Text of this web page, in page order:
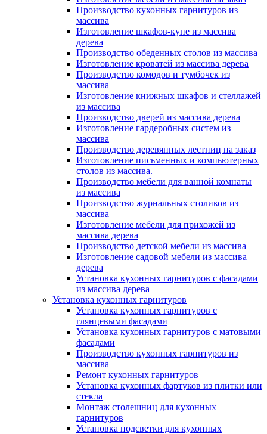
Производство кухонных гарнитуров из
массива
Изготовление шкафов-купе из массива
дерева
Производство обеденных столов из массива
Изготовление кроватей из массива дерева
Производство комодов и тумбочек из
массива
Изготовление книжных шкафов и стеллажей
из массива
Производство дверей из массива дерева
Изготовление гардеробных систем из
массива
Производство деревянных лестниц на заказ
Изготовление письменных и компьютерных
столов из массива.
Производство мебели для ванной комнаты
из массива
Производство журнальных столиков из
массива
Изготовление мебели для прихожей из
массива дерева
Производство детской мебели из массива
Изготовление садовой мебели из массива
дерева
Установка кухонных гарнитуров с фасадами
из массива дерева
Установка кухонных гарнитуров
Установка кухонных гарнитуров с
глянцевыми фасадами
Установка кухонных гарнитуров с матовыми
фасадами
Производство кухонных гарнитуров из
массива
Ремонт кухонных гарнитуров
Установка кухонных фартуков из плитки или
стекла
Монтаж столешниц для кухонных
гарнитуров
Установка подсветки для кухонных